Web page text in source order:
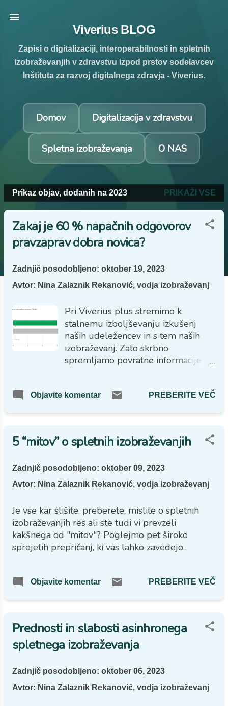
Viverius BLOG
Zapisi o digitalizaciji, interoperabilnosti in spletnih
izobraževanjih v zdravstvu izpod prstov sodelavcev
Inštituta za razvoj digitalnega zdravja - Viverius.
Domov Digitalizacija v zdravstvu
Spletna izobraževanja O NAS
O
b
Prikaz objav, dodanih na 2023 PRIKAŽI VSE
Zakaj je 60 % napačnih odgovorov
pravzaprav dobra novica?
Zadnjič posodobljeno: oktober 19, 2023
Avtor: Nina Zalaznik Rekanović, vodja izobraževanj
Pri Viverius plus stremimo k
stalnemu izboljševanju izkušenj
naših udeležencev in s tem naših
izobraževanj. Zato skrbno
spremljamo povratne informacije in
tekom izobraževanja ter kako
vprašanj o uporabi osebne
varovalne opreme (OVO) na
udeležencev izbere napačen
odgovor. Priprava ustreznih
preverjanje znanja je svojevrsten
izziv. Kljub temu, da se vedno
trudimo, da pri oblikovanju vprašanj
sledimo načelu, da iščemo znanje,
bolj jasno, preprosto, brez zavajanja,
vprašanje zapisano jasno in
nedvoumno? Ali so odgovori
ustrezni, transparentni in ne
zavajajo? Ugotovitev Vprašanje je
ustrezno zastavljeno in obravnava
področje uporabe oseb...
Objavite komentar PREBERITE VEČ
5 “mitov” o spletnih izobraževanjih
Zadnjič posodobljeno: oktober 09, 2023
Avtor: Nina Zalaznik Rekanović, vodja izobraževanj
Je vse kar slišite, preberete, mislite o spletnih
izobraževanjih res ali ste tudi vi prevzeli
kakšnega od "mitov"? Poglejmo pet široko
sprejetih prepričanj, ki vas lahko zavedejo.
Objavite komentar PREBERITE VEČ
Prednosti in slabosti asinhronega
spletnega izobraževanja
Zadnjič posodobljeno: oktober 06, 2023
Avtor: Nina Zalaznik Rekanović, vodja izobraževanj